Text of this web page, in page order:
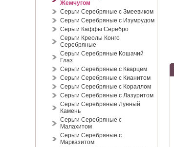
Жемчугом
Серьги Серебряные с Змеевиком
Серьги Серебряные с Изумрудом
Серьги Каффы Серебро
Серьги Креолы Конго
Серебряные
Серьги Серебряные Кошачий
Глаз
Серьги Серебряные с Кварцем
Серьги Серебряные с Кианитом
Серьги Серебряные с Кораллом
Серьги Серебряные с Лазуритом
Серьги Серебряные Лунный
Камень
Серьги Серебряные с
Малахитом
Серьги Серебряные с
Марказитом
Кольцо с
Кольцо с жемчугом
Бижутерия
39,00 €